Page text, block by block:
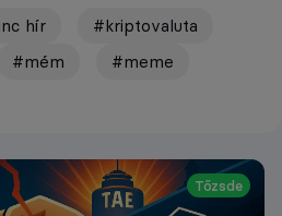
hír
#kriptovaluta
#mém
#meme
Tőzsde